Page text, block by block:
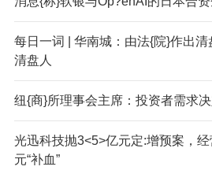
每日一词 | 华南城：由法{院}作出清
清盘人
纽{商}所理事会主席：投资者需求
光迅科技抛3<5>亿元定:增预案，
元“补血”